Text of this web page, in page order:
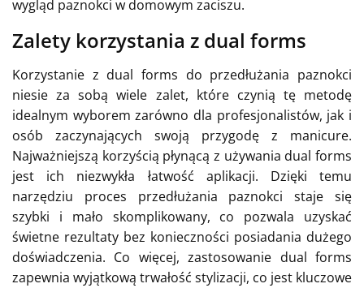
wygląd paznokci w domowym zaciszu.
Zalety korzystania z dual forms
Korzystanie z dual forms do przedłużania paznokci
niesie za sobą wiele zalet, które czynią tę metodę
idealnym wyborem zarówno dla profesjonalistów, jak i
osób zaczynających swoją przygodę z manicure.
Najważniejszą korzyścią płynącą z używania dual forms
jest ich niezwykła łatwość aplikacji. Dzięki temu
narzędziu proces przedłużania paznokci staje się
szybki i mało skomplikowany, co pozwala uzyskać
świetne rezultaty bez konieczności posiadania dużego
doświadczenia. Co więcej, zastosowanie dual forms
zapewnia wyjątkową trwałość stylizacji, co jest kluczowe